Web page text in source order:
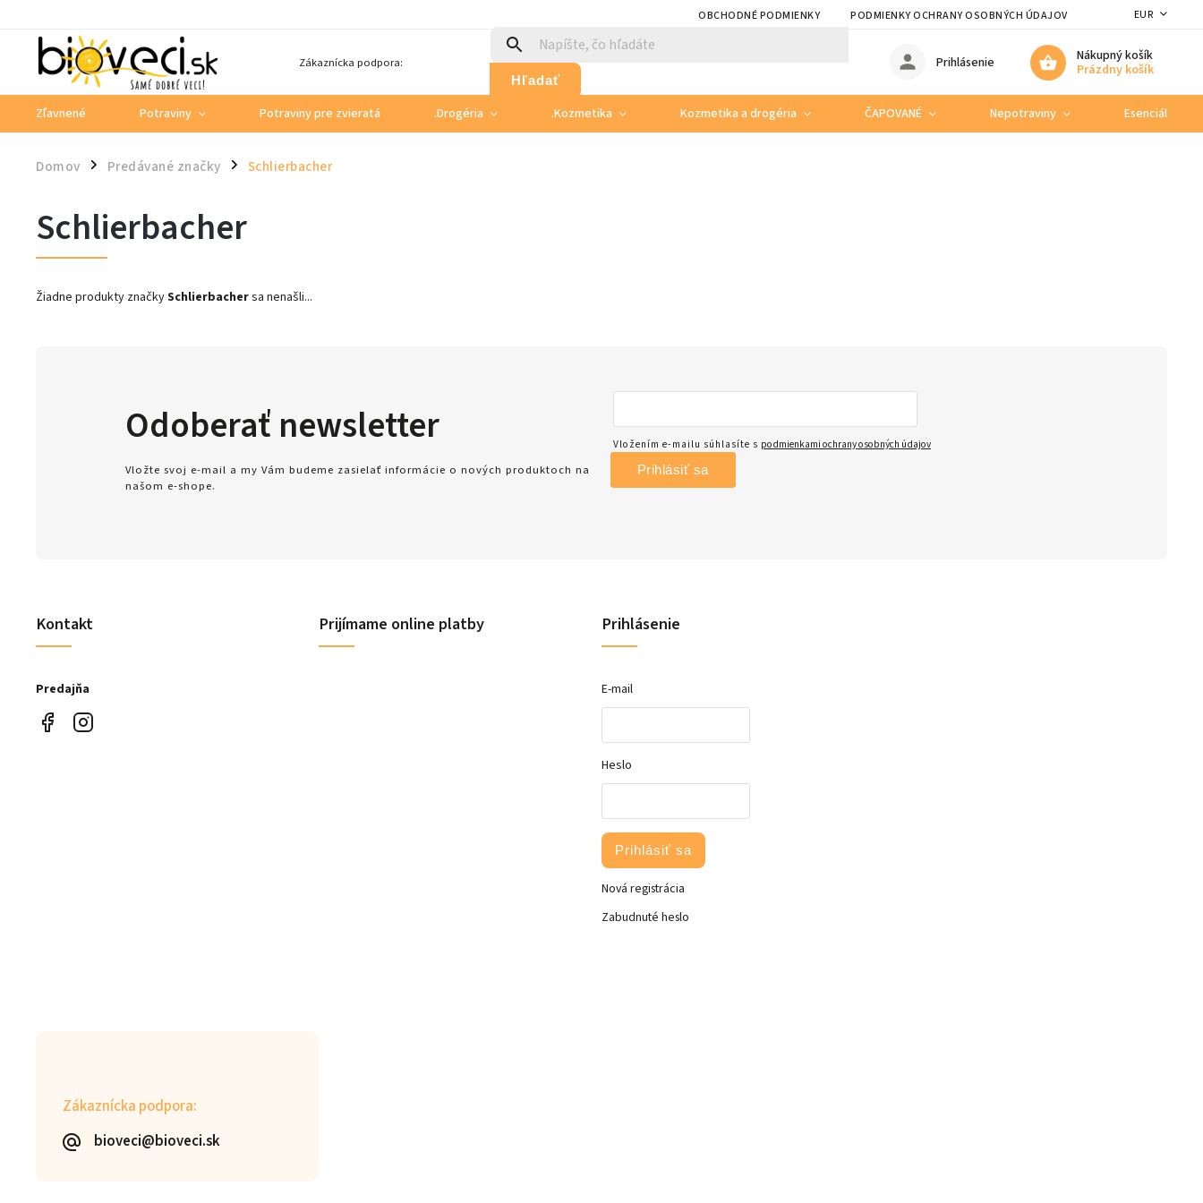
OBCHODNÉ PODMIENKY PODMIENKY OCHRANY OSOBNÝCH ÚDAJOV EUR
Zákaznícka podpora:
Hľadať
Nákupný košík
Prázdny košík
Prihlásenie
Zľavnené Potraviny Potraviny pre zvieratá .Drogéria .Kozmetika Kozmetika a drogéria ČAPOVANÉ Nepotraviny Esenciálne
Domov / Predávané značky / Schlierbacher
Schlierbacher
Žiadne produkty značkySchlierbachersa nenašli...
Zákaznícka podpora:
bioveci@bioveci.sk
Kontakt
Predajňa
Odoberať newsletter
Vložte svoj e-mail a my Vám budeme zasielať informácie o nových produktoch na
našom e-shope.
Vložením e-mailu súhlasíte s podmienkami ochrany osobných údajov
Prihlásiť sa
Prijímame online platby Prihlásenie
E-mail
Heslo
Prihlásiť sa
Nová registrácia
Zabudnuté heslo